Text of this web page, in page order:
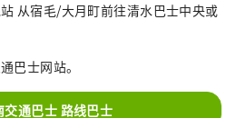
从宿毛/大月町前往清水巴士中央或
巴士网站。
交通巴士 路线巴士